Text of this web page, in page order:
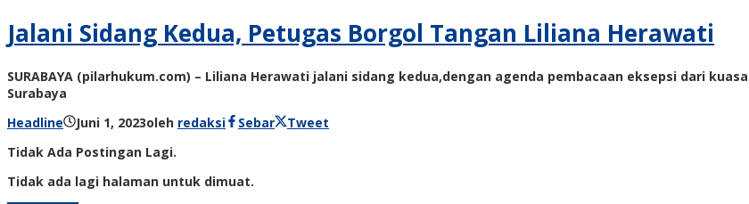
Jalani Sidang Kedua, Petugas Borgol Tangan Liliana Herawati
SURABAYA (pilarhukum.com) – Liliana Herawati jalani sidang kedua,dengan agenda pembacaan eksepsi dari
Surabaya
Headline
Juni 1, 2023oleh redaksi Sebar
Tweet
Tidak Ada Postingan Lagi.
Tidak ada lagi halaman untuk dimuat.